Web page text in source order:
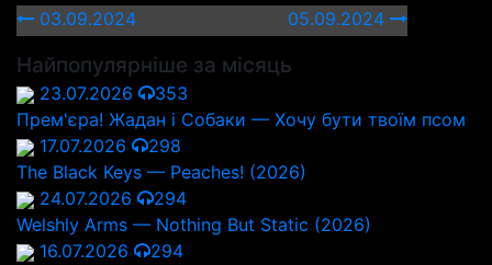
03.09.2024
05.09.2024
Найпопулярніше за місяць
23.07.2026
353
Прем'єра! Жадан і Собаки — Хочу бути твоїм псом
17.07.2026
298
The Black Keys — Peaches! (2026)
24.07.2026
294
Welshly Arms — Nothing But Static (2026)
16.07.2026
294